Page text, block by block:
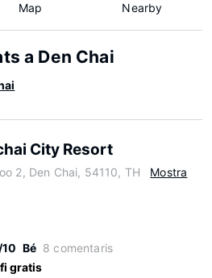
Map Nearby
a Den Chai
City Resort
2, Den Chai, 54110, TH
Mostra
Bé 8 comentaris
gratis